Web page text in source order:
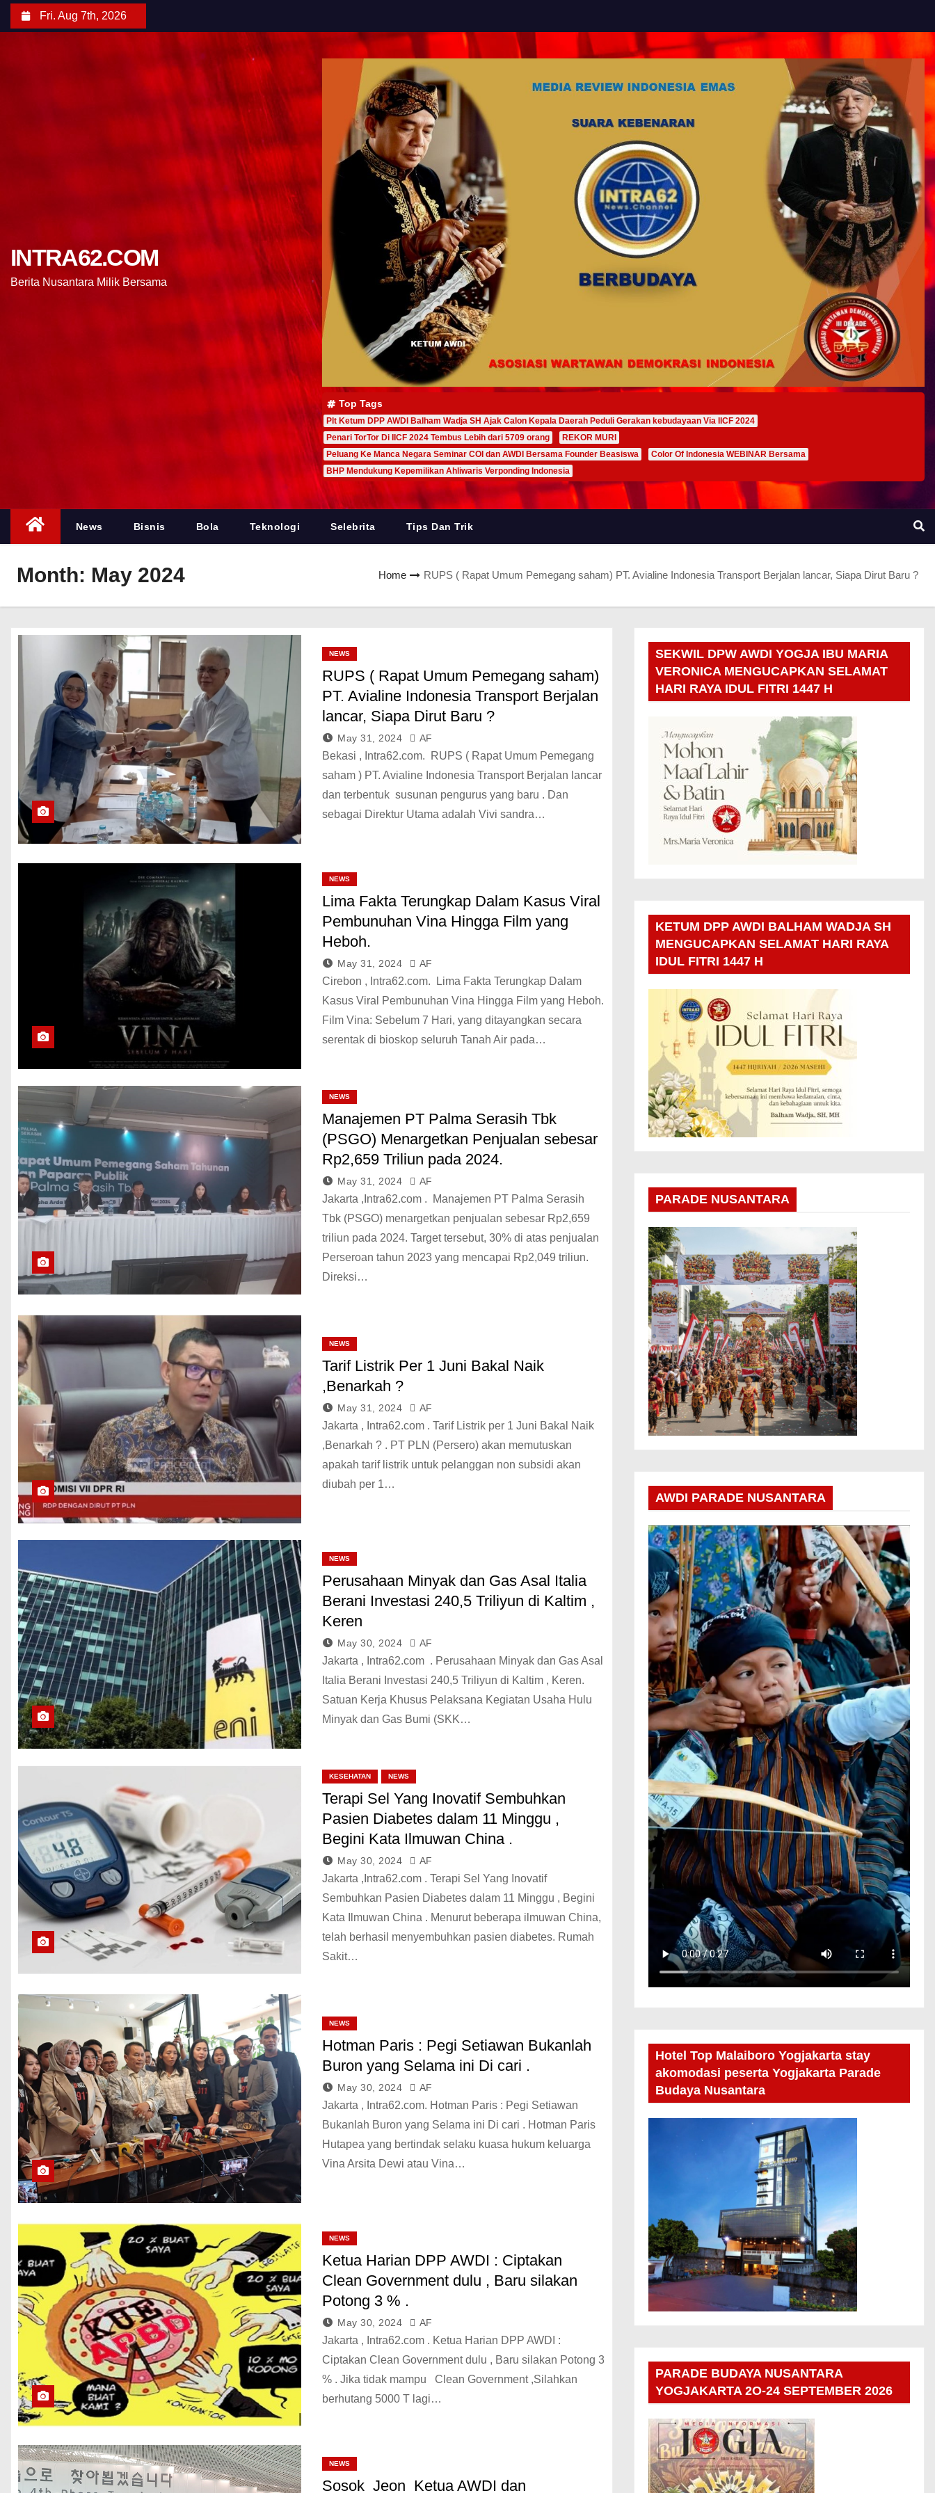
Fri. Aug 7th, 2026
INTRA62.COM
Berita Nusantara Milik Bersama
Top Tags
Plt Ketum DPP AWDI Balham Wadja SH Ajak Calon Kepala Daerah Peduli Gerakan kebudayaan Via IICF 2024
Penari TorTor Di IICF 2024 Tembus Lebih dari 5709 orang
REKOR MURI
Peluang Ke Manca Negara Seminar COI dan AWDI Bersama Founder Beasiswa
Color Of Indonesia WEBINAR Bersama
BHP Mendukung Kepemilikan Ahliwaris Verponding Indonesia
News Bisnis Bola Teknologi Selebrita Tips Dan Trik
Month: May 2024 Home RUPS ( Rapat Umum Pemegang saham) PT. Avialine Indonesia Transport Berjalan lancar, Siapa Dirut Baru ?
NEWS
RUPS ( Rapat Umum Pemegang saham)
PT. Avialine Indonesia Transport Berjalan
lancar, Siapa Dirut Baru ?
May 31, 2024 AF
Bekasi , Intra62.com. RUPS ( Rapat Umum Pemegang
saham ) PT. Avialine Indonesia Transport Berjalan lancar
dan terbentuk susunan pengurus yang baru . Dan
sebagai Direktur Utama adalah Vivi sandra…
NEWS
Lima Fakta Terungkap Dalam Kasus Viral
Pembunuhan Vina Hingga Film yang
Heboh.
May 31, 2024 AF
Cirebon , Intra62.com. Lima Fakta Terungkap Dalam
Kasus Viral Pembunuhan Vina Hingga Film yang Heboh.
Film Vina: Sebelum 7 Hari, yang ditayangkan secara
serentak di bioskop seluruh Tanah Air pada…
NEWS
Manajemen PT Palma Serasih Tbk
(PSGO) Menargetkan Penjualan sebesar
Rp2,659 Triliun pada 2024.
May 31, 2024 AF
Jakarta ,Intra62.com . Manajemen PT Palma Serasih
Tbk (PSGO) menargetkan penjualan sebesar Rp2,659
triliun pada 2024. Target tersebut, 30% di atas penjualan
Perseroan tahun 2023 yang mencapai Rp2,049 triliun.
Direksi…
NEWS
Tarif Listrik Per 1 Juni Bakal Naik
,Benarkah ?
May 31, 2024 AF
Jakarta , Intra62.com . Tarif Listrik per 1 Juni Bakal Naik
,Benarkah ? . PT PLN (Persero) akan memutuskan
apakah tarif listrik untuk pelanggan non subsidi akan
diubah per 1…
NEWS
Perusahaan Minyak dan Gas Asal Italia
Berani Investasi 240,5 Triliyun di Kaltim ,
Keren
May 30, 2024 AF
Jakarta , Intra62.com . Perusahaan Minyak dan Gas Asal
Italia Berani Investasi 240,5 Triliyun di Kaltim , Keren.
Satuan Kerja Khusus Pelaksana Kegiatan Usaha Hulu
Minyak dan Gas Bumi (SKK…
KESEHATAN NEWS
Terapi Sel Yang Inovatif Sembuhkan
Pasien Diabetes dalam 11 Minggu ,
Begini Kata Ilmuwan China .
May 30, 2024 AF
Jakarta ,Intra62.com . Terapi Sel Yang Inovatif
Sembuhkan Pasien Diabetes dalam 11 Minggu , Begini
Kata Ilmuwan China . Menurut beberapa ilmuwan China,
telah berhasil menyembuhkan pasien diabetes. Rumah
Sakit…
NEWS
Hotman Paris : Pegi Setiawan Bukanlah
Buron yang Selama ini Di cari .
May 30, 2024 AF
Jakarta , Intra62.com. Hotman Paris : Pegi Setiawan
Bukanlah Buron yang Selama ini Di cari . Hotman Paris
Hutapea yang bertindak selaku kuasa hukum keluarga
Vina Arsita Dewi atau Vina…
NEWS
Ketua Harian DPP AWDI : Ciptakan
Clean Government dulu , Baru silakan
Potong 3 % .
May 30, 2024 AF
Jakarta , Intra62.com . Ketua Harian DPP AWDI :
Ciptakan Clean Government dulu , Baru silakan Potong 3
% . Jika tidak mampu Clean Government ,Silahkan
berhutang 5000 T lagi…
NEWS
Sosok Jeon Ketua AWDI dan
SEKWIL DPW AWDI YOGJA IBU MARIA
VERONICA MENGUCAPKAN SELAMAT
HARI RAYA IDUL FITRI 1447 H
KETUM DPP AWDI BALHAM WADJA SH
MENGUCAPKAN SELAMAT HARI RAYA
IDUL FITRI 1447 H
PARADE NUSANTARA
AWDI PARADE NUSANTARA
Hotel Top Malaiboro Yogjakarta stay
akomodasi peserta Yogjakarta Parade
Budaya Nusantara
PARADE BUDAYA NUSANTARA
YOGJAKARTA 2O-24 SEPTEMBER 2026